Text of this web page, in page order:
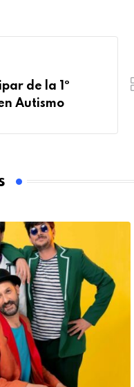
de la 1º
Autismo